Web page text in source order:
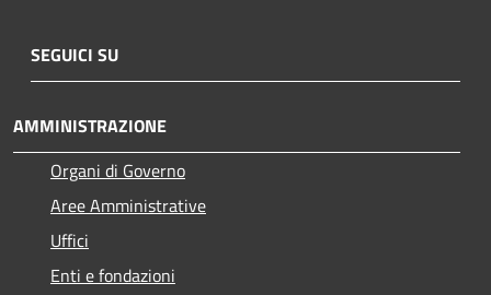
SEGUICI SU
AMMINISTRAZIONE
Organi di Governo
Aree Amministrative
Uffici
Enti e fondazioni